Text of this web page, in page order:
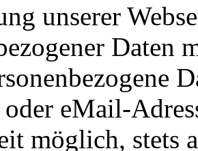
unserer
Daten
eMail-
möglich, stets